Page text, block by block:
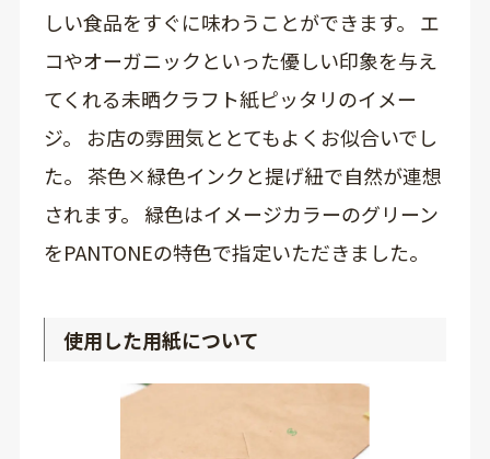
しい食品をすぐに味わうことができます。 エ
コやオーガニックといった優しい印象を与え
てくれる未晒クラフト紙ピッタリのイメー
ジ。 お店の雰囲気ととてもよくお似合いでし
た。 茶色×緑色インクと提げ紐で自然が連想
されます。 緑色はイメージカラーのグリーン
をPANTONEの特色で指定いただきました。
使用した用紙について